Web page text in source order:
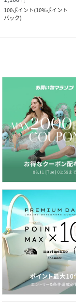
100ポイント(10%ポイント
バック)